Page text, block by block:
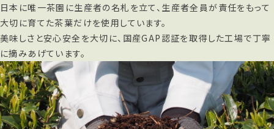
日本に唯一茶園に生産者の名札を立て、生産者全員が責任をもって
大切に育てた茶葉だけを使用しています。
美味しさと安心安全を大切に、国産GAP認証を取得した工場で丁寧
に摘みあげています。